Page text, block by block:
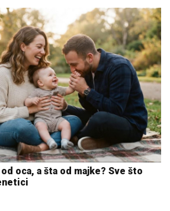
oca, a šta od majke? Sve što